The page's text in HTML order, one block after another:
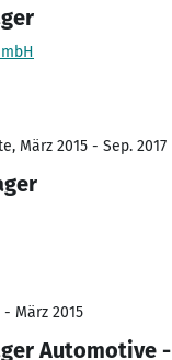
März 2015 - Sep. 2017
- März 2015
Automotive